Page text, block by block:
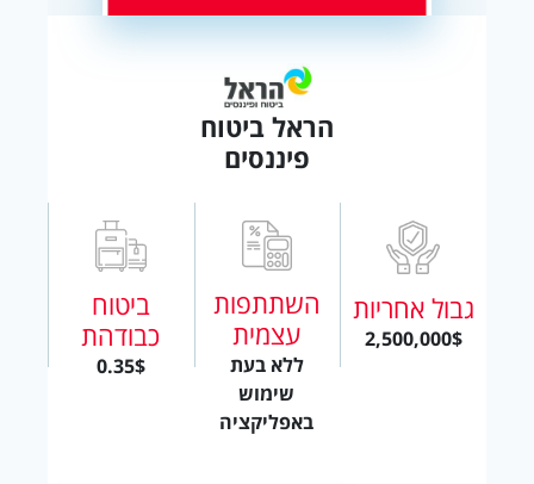
הראל ביטוח
פיננסים
גבול אחריות
2,500,000$
השתתפות
עצמית
ללא בעת
שימוש
באפליקציה
ביטוח
כבודהת
0.35$